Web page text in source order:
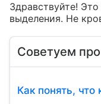
Здравствуйте!
выделения. Не
Советуем
Как понять, что